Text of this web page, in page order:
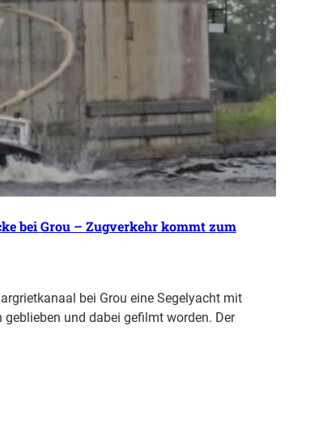
bei Grou – Zugverkehr kommt zum
bei Grou eine Segelyacht mit
und dabei gefilmt worden. Der